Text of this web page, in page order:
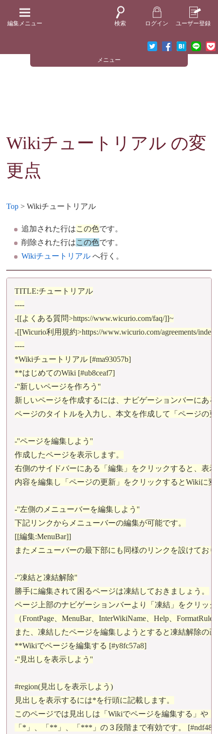
編集メニュー 検索 ログイン ユーザー登録
メニュー
Wikiチュートリアル の変
更点
Top > Wikiチュートリアル
追加された行はこの色です。
削除された行はこの色です。
Wikiチュートリアルへ行く。
TITLE:チュートリアル
----
-[[よくある質問>https://www.wicurio.com/faq/]]~
-[[Wicurio利用規約>https://www.wicurio.com/agreements/
----
*Wikiチュートリアル [#ma93057b]
**はじめてのWiki [#ub8ceaf7]
-''新しいページを作ろう''
新しいページを作成するには、ナビゲーションバーにあ
ページのタイトルを入力し、本文を作成して「ページの
-''ページを編集しよう''
作成したページを表示します。
右側のサイドバーにある「編集」をクリックすると、表
内容を編集し「ページの更新」をクリックするとWikiに
-''左側のメニューバーを編集しよう''
下記リンクからメニューバーの編集が可能です。
[[編集:MenuBar]]
またメニューバーの最下部にも同様のリンクを設けてお
-''凍結と凍結解除''
勝手に編集されて困るページは凍結しておきましょう。
ページ上部のナビゲーションバーより「凍結」をクリッ
（FrontPage、MenuBar、InterWikiName、Help、
また、凍結したページを編集しようとすると凍結解除の
**Wikiでページを編集する [#y8fc57a8]
-''見出しを表示しよう''
#region(見出しを表示しよう)
見出しを表示するには*を行頭に記載します。
このページでは見出しは「Wikiでページを編集する」や
「*」、「**」、「***」の３段階まで有効です。